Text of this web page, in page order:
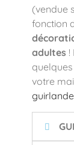
(vendue
fonction
adultes !
votre